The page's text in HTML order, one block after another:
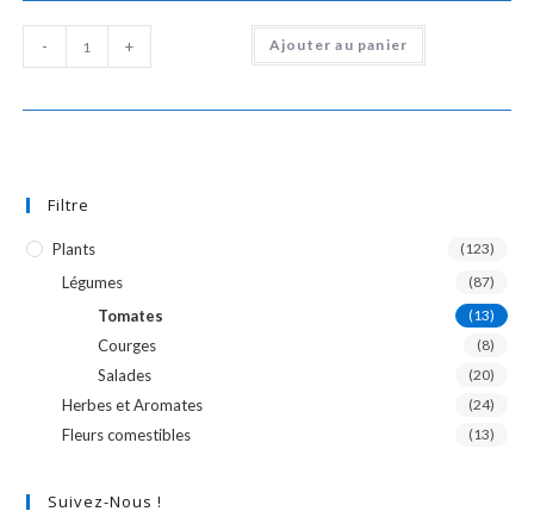
quantité
de
Courgette
- + Ajouter au panier
Filtre
Plants (123)
Légumes (87)
Tomates (13)
Courges (8)
Salades (20)
Herbes et Aromates (24)
Fleurs comestibles (13)
Suivez-Nous !